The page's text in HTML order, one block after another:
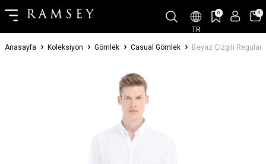
TR
0 0
Anasayfa Koleksiyon Gömlek Casual Gömlek Beyaz Çizgili Regular